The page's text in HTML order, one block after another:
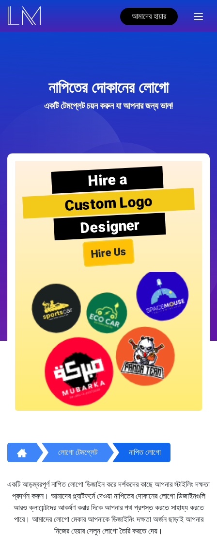
আমাদের হায়ার
নাপিতের দোকানের লোগো
একটি টেমপ্লেট চয়ন করুন যা আপনার জন্য ভাল!
Hire a
Custom Logo
Designer
Hire Us
লোগো টেমপ্লেট নাপিত লোগো
একটি আড়ম্বরপূর্ণ নাপিত লোগো ডিজাইন করে দর্শকদের কাছে আপনার স্টাইলিং দক্ষতা
প্রদর্শন করুন। আমাদের প্ল্যাটফর্মে দেওয়া নাপিতের দোকানের লোগো ডিজাইনগুলি
আরও ক্লায়েন্টদের আকর্ষণ করার দিকে আপনার পথ প্রশস্ত করতে সাহায্য করতে
পারে। আমাদের লোগো মেকার আপনাকে ডিজাইনিং দক্ষতা অর্জন ছাড়াই আপনার
নিজের হেয়ার সেলুন লোগো তৈরি করতে দেয়।